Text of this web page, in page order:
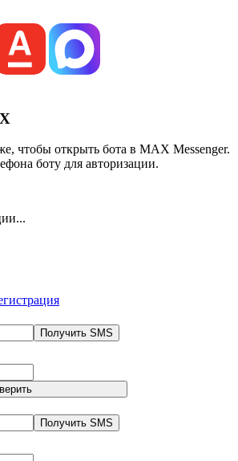
чтобы открыть бота в MAX Messenger.
боту для авторизации.
Получить SMS
Получить SMS